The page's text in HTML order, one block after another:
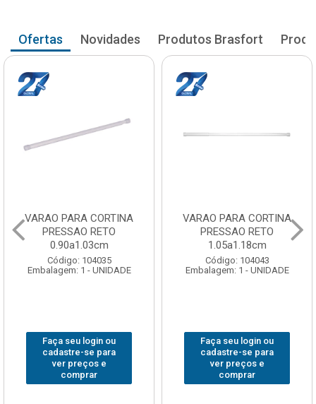
Ofertas Novidades Produtos Brasfort
PARA CORTINA
RETO
0.90a1.03cm
Código: 104035
1 - UNIDADE
seu login ou
se para
ver preços e
VARAO PARA CORTINA
PRESSAO RETO
1.05a1.18cm
Código: 104043
Embalagem: 1 - UNIDADE
Faça seu login ou
cadastre-se para
ver preços e